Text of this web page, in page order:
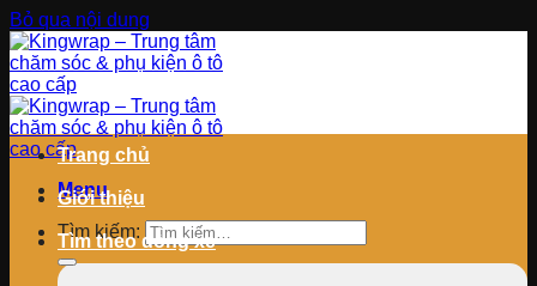
Bỏ qua nội dung
Menu
Tìm kiếm:
Trang chủ
Giới thiệu
Tìm theo dòng xe